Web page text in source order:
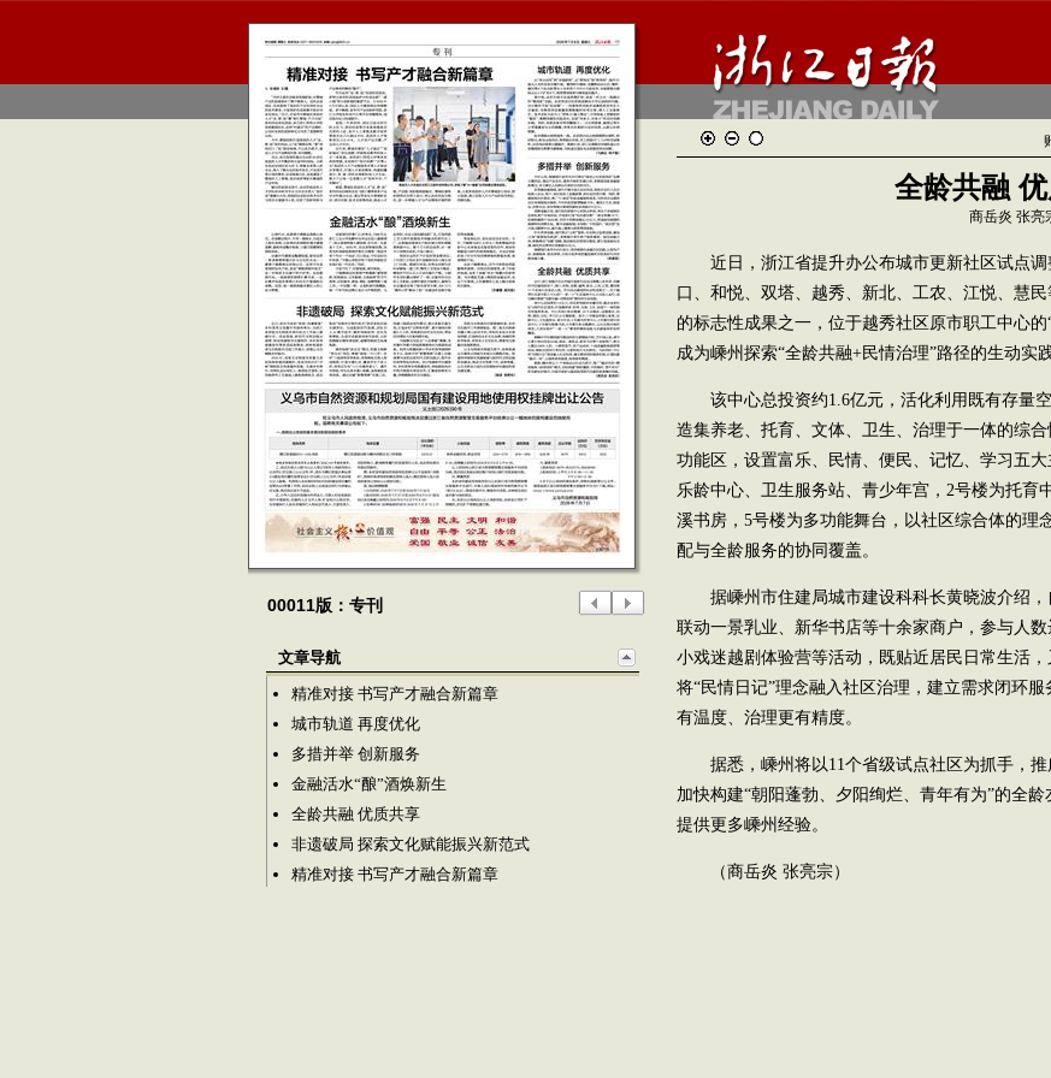
00011版：专刊
文章导航
精准对接 书写产才融合新篇章
城市轨道 再度优化
多措并举 创新服务
金融活水“酿”酒焕新生
全龄共融 优质共享
非遗破局 探索文化赋能振兴新范式
精准对接 书写产才融合新篇章
全龄共融
商岳炎 张亮
近日，浙江省提升办公布城市更新社区试点调
口、和悦、双塔、越秀、新北、工农、江悦、慧
的标志性成果之一，位于越秀社区原市职工中心
成为嵊州探索“全龄共融+民情治理”路径的生动实践
该中心总投资约1.6亿元，活化利用既有存量
造集养老、托育、文体、卫生、治理于一体的综
功能区，设置富乐、民情、便民、记忆、学习五
乐龄中心、卫生服务站、青少年宫，2号楼为托育
溪书房，5号楼为多功能舞台，以社区综合体的理
配与全龄服务的协同覆盖。
据嵊州市住建局城市建设科科长黄晓波介绍，
联动一景乳业、新华书店等十余家商户，参与人数
小戏迷越剧体验营等活动，既贴近居民日常生活
将“民情日记”理念融入社区治理，建立需求闭环
有温度、治理更有精度。
据悉，嵊州将以11个省级试点社区为抓手，推
加快构建“朝阳蓬勃、夕阳绚烂、青年有为”的全
提供更多嵊州经验。
（商岳炎 张亮宗）